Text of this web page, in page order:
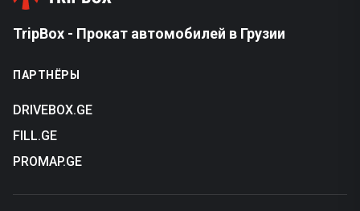
TripBox - Прокат автомобилей в Грузии
ПАРТНЁРЫ
DRIVEBOX.GE
FILL.GE
PROMAP.GE